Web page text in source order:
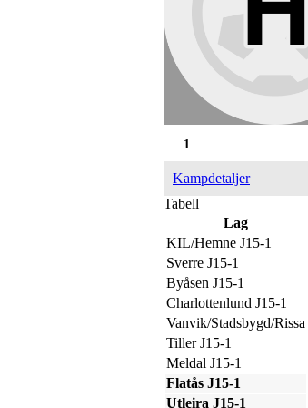
1
Kampdetaljer
Tabell
Lag
KIL/Hemne J15-1
Sverre J15-1
Byåsen J15-1
Charlottenlund J15-1
Vanvik/Stadsbygd/Rissa
Tiller J15-1
Meldal J15-1
Flatås J15-1
Utleira J15-1